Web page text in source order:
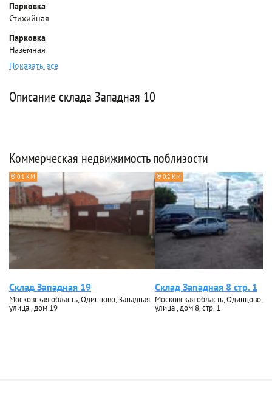
Парковка
Стихийная
Парковка
Наземная
Показать все
Описание склада Западная 10
Коммерческая недвижимость поблизости
0.1 КМ
Склад Западная 19
Московская область, Одинцово, Западная
улица , дом 19
0.2 КМ
Склад Западная 8 стр. 1
Московская область, Одинцово,
улица , дом 8, стр. 1